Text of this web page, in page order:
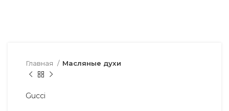
Главная Масляные духи
Gucci